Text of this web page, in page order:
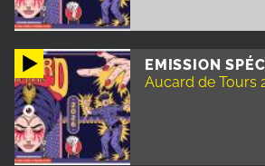
EMISSION
Aucard de Tours